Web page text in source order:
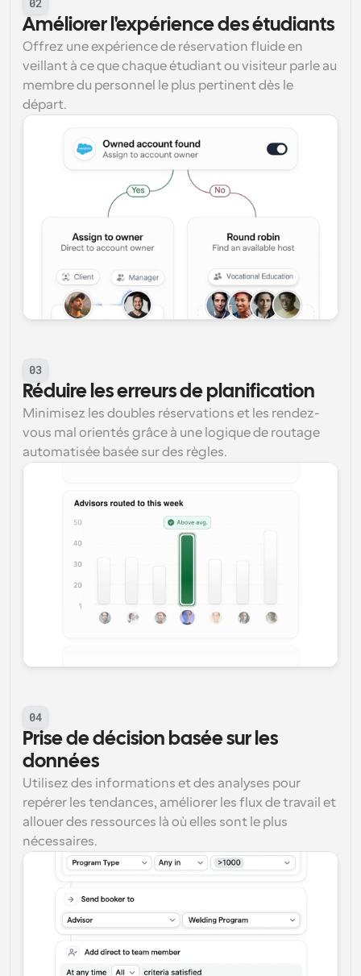
Améliorer l'expérience des étudiants
Offrez une expérience de réservation fluide en
veillant à ce que chaque étudiant ou visiteur parle au
membre du personnel le plus pertinent dès le
départ.
03
Réduire les erreurs de planification
Minimisez les doubles réservations et les rendez-
vous mal orientés grâce à une logique de routage
automatisée basée sur des règles.
04
Prise de décision basée sur les
données
Utilisez des informations et des analyses pour
repérer les tendances, améliorer les flux de travail et
allouer des ressources là où elles sont le plus
nécessaires.